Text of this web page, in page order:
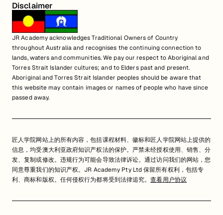
Disclaimer
JR Academy acknowledges Traditional Owners of Country
throughout Australia and recognises the continuing connection to
lands, waters and communities. We pay our respect to Aboriginal and
Torres Strait Islander cultures; and to Elders past and present.
Aboriginal and Torres Strait Islander peoples should be aware that
this website may contain images or names of people who have since
passed away.
匠人学院网站上的所有内容，包括课程材料、徽标和匠人学院网站上提供的
信息，均受澳大利亚政府知识产权法的保护。严禁未经授权使用、销售、分
发、复制或修改。违规行为可能会导致法律诉讼。通过访问我们的网站，您
同意尊重我们的知识产权。JR Academy Pty Ltd 保留所有权利，包括专
利、商标和版权。任何侵权行为都将受到法律追究。查看用户协议